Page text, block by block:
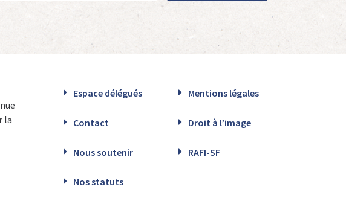
la
Espace délégués Mentions légales
Contact Droit à l’image
Nous soutenir RAFI-SF
Nos statuts